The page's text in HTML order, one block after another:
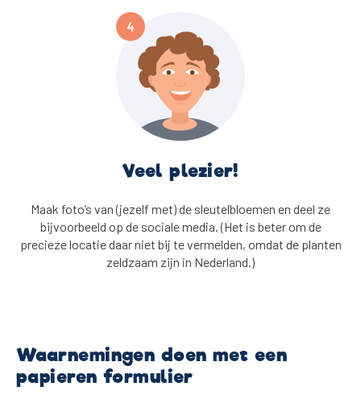
Veel plezier!
Maak foto’s van (jezelf met) de sleutelbloemen en deel ze
bijvoorbeeld op de sociale media. (Het is beter om de
precieze locatie daar niet bij te vermelden, omdat de planten
zeldzaam zijn in Nederland.)
Waarnemingen doen met een
papieren formulier